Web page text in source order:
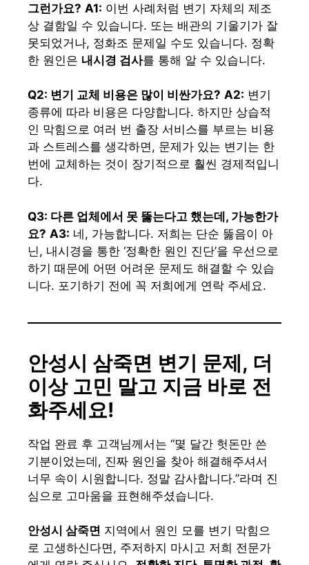
그런가요? A1: 이번 사례처럼 변기 자체의 제조
상 결함일 수 있습니다. 또는 배관의 기울기가 잘
못되었거나, 정화조 문제일 수도 있습니다. 정확
한 원인은 내시경 검사를 통해 알 수 있습니다.
Q2: 변기 교체 비용은 많이 비싼가요? A2: 변기
종류에 따라 비용은 다양합니다. 하지만 상습적
인 막힘으로 여러 번 출장 서비스를 부르는 비용
과 스트레스를 생각하면, 문제가 있는 변기는 한
번에 교체하는 것이 장기적으로 훨씬 경제적입니
다.
Q3: 다른 업체에서 못 뚫는다고 했는데, 가능한가
요? A3: 네, 가능합니다. 저희는 단순 뚫음이 아
닌, 내시경을 통한 ‘정확한 원인 진단’을 우선으로
하기 때문에 어떤 어려운 문제도 해결할 수 있습
니다. 포기하기 전에 꼭 저희에게 연락 주세요.
안성시 삼죽면 변기 문제, 더
이상 고민 말고 지금 바로 전
화주세요!
작업 완료 후 고객님께서는 “몇 달간 헛돈만 쓴
기분이었는데, 진짜 원인을 찾아 해결해주셔서
너무 속이 시원합니다. 정말 감사합니다.”라며 진
심으로 고마움을 표현해주셨습니다.
안성시 삼죽면 지역에서 원인 모를 변기 막힘으
로 고생하신다면, 주저하지 마시고 저희 전문가